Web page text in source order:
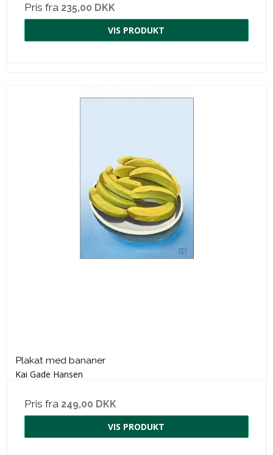
Pris fra 235,00 DKK
VIS PRODUKT
Plakat med bananer
Kai Gade Hansen
Pris fra 249,00 DKK
VIS PRODUKT